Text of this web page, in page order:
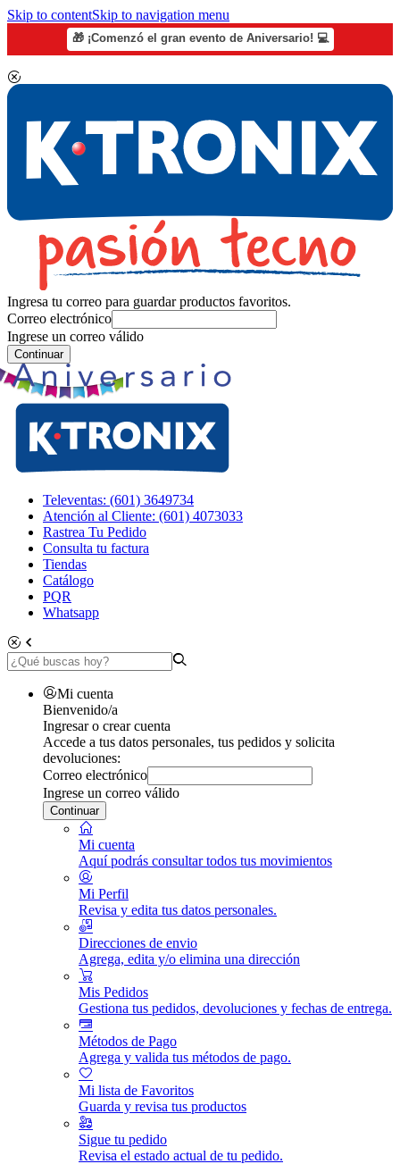
Skip to contentSkip to navigation menu
🎁 ¡Comenzó el gran evento de Aniversario! 💻
Ingresa tu correo para guardar productos favoritos.
Correo electrónico
Ingrese un correo válido
Continuar
Televentas: (601) 3649734
Atención al Cliente: (601) 4073033
Rastrea Tu Pedido
Consulta tu factura
Tiendas
Catálogo
PQR
Whatsapp
Mi cuenta
Bienvenido/a
Ingresar o crear cuenta
Accede a tus datos personales, tus pedidos y solicita
devoluciones:
Correo electrónico
Ingrese un correo válido
Continuar
Mi cuenta
Aquí podrás consultar todos tus movimientos
Mi Perfil
Revisa y edita tus datos personales.
Direcciones de envio
Agrega, edita y/o elimina una dirección
Mis Pedidos
Gestiona tus pedidos, devoluciones y fechas de entrega.
Métodos de Pago
Agrega y valida tus métodos de pago.
Mi lista de Favoritos
Guarda y revisa tus productos
Sigue tu pedido
Revisa el estado actual de tu pedido.